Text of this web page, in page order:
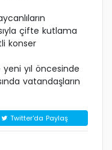
çifte kutlama
konser
yıl öncesinde
vatandaşların
Twitter'da Paylaş